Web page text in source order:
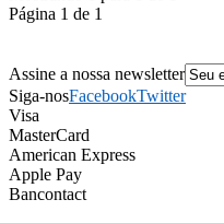
Página 1 de 1
Assine a nossa newsletter
Siga-nosFacebookTwitter
Visa
MasterCard
American Express
Apple Pay
Bancontact